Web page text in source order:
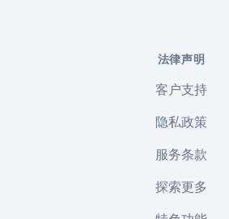
法律声明
客户支持
隐私政策
服务条款
探索更多